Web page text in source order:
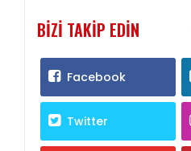
BIZI TAKIP EDIN
Facebook
Twitter